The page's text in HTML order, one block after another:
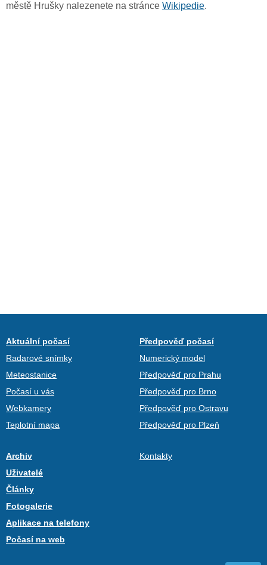
městě Hrušky nalezenete na stránce Wikipedie.
Aktuální počasí
Radarové snímky
Meteostanice
Počasí u vás
Webkamery
Teplotní mapa
Předpověď počasí
Numerický model
Předpověď pro Prahu
Předpověď pro Brno
Předpověď pro Ostravu
Předpověď pro Plzeň
Archiv
Uživatelé
Články
Fotogalerie
Aplikace na telefony
Počasí na web
Kontakty